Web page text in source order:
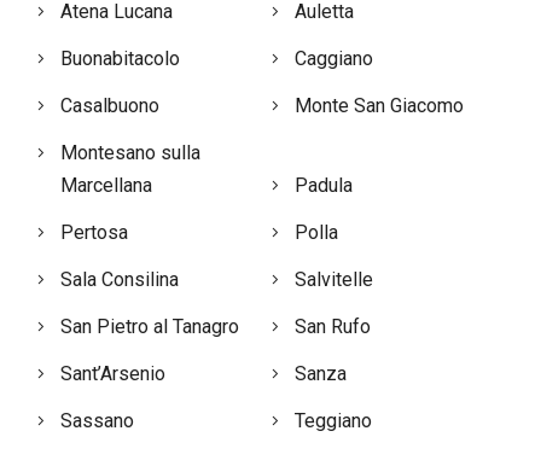
Atena Lucana Auletta
Buonabitacolo Caggiano
Casalbuono Monte San Giacomo
Montesano sulla
Marcellana
Padula
Pertosa Polla
Sala Consilina Salvitelle
San Pietro al Tanagro San Rufo
Sant’Arsenio Sanza
Sassano Teggiano